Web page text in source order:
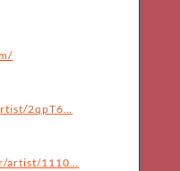
2qpT6…
artist/1110…